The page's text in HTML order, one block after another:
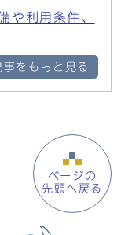
や利用条件、
事をもっと見る
ページの
先頭へ戻る